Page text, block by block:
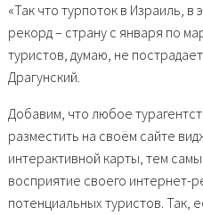
«Так что турпоток в Израиль, в
рекорд – страну с января по
туристов, думаю, не
Драгунский.
Добавим, что любое
разместить на своём сайте
интерактивной карты, тем
восприятие своего интернет-
потенциальных туристов. Так,